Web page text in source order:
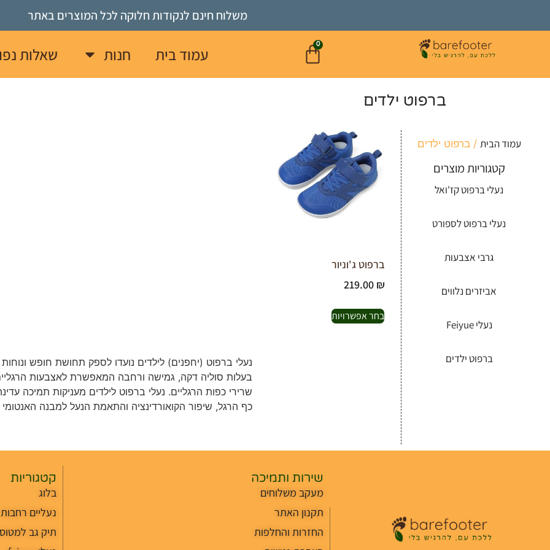
משלוח חינם לנקודותחלוקה לכלהמוצרים באתר
0 עמוד בית חנות שאלות
ברפוט ילדים
עמוד הבית / ברפוט ילדים
קטגוריות מוצרים
נעלי ברפוט קז'ואל
נעלי ברפוט לספורט
גרבי אצבעות
אביזרים נלווים
נעלי Feiyue
ברפוט ילדים
ברפוט ג'וניור
219.00 ₪
בחר אפשרויות
נעלי ברפוט (יחפנים) לילדים נועדו לספק תחושת חופש
בעלות סוליה דקה, גמישה ורחבה המאפשרת לאצבעות הרגליים
שרירי כפות הרגליים. נעלי ברפוט לילדים מעניקות
כף הרגל, שיפור הקואורדינציה והתאמת הנעל למבנה
שירות ותמיכה
מעקב משלוחים
תקנון האתר
החזרות והחלפות
קטגוריות
בלוג
נעליים רחבות
תיק גב למטוס